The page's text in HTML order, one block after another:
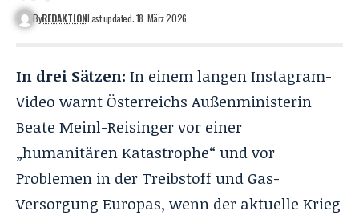
ByREDAKTIONLast updated: 18. März 2026
In drei Sätzen: In einem langenInstagram-
Video warnt Österreichs Außenministerin
Beate Meinl-Reisinger vor einer
„humanitären Katastrophe“ und vor
Problemen in der Treibstoff und Gas-
Versorgung Europas, wenn der aktuelle Krieg